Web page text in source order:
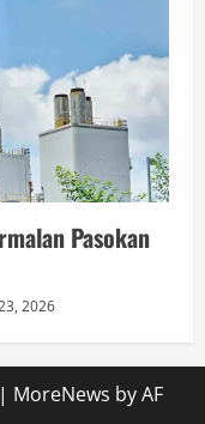
Pasokan
2026
| MoreNews by AF